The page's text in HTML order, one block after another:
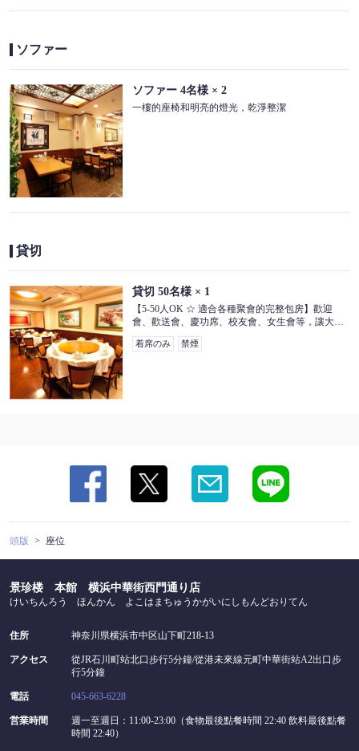
ソファー
ソファー 4名様 × 2
一樓的座椅和明亮的燈光，乾淨整潔
貸切
貸切 50名様 × 1
【5-50人OK ☆ 適合各種聚會的完整包房】歡迎
會、歡送會、慶功席、校友會、女生會等，讓大家
一起度過寶貴的時光 3 地板上有包房.麥克風也可以
租借，所以如果你使用的話，請打電話給我們！[三
着席のみ 禁煙
頭版 座位
景珍楼 本館 横浜中華街西門通り店
けいちんろう ほんかん よこはまちゅうかがいにしもんどおりてん
住所 神奈川県横浜市中区山下町218-13
アクセス
從JR石川町站北口步行5分鐘/從港未來線元町中華街站A2出口步
行5分鐘
電話 045-663-6228
営業時間
週一至週日：11:00-23:00（食物最後點餐時間 22:40 飲料最後點餐
時間 22:40）